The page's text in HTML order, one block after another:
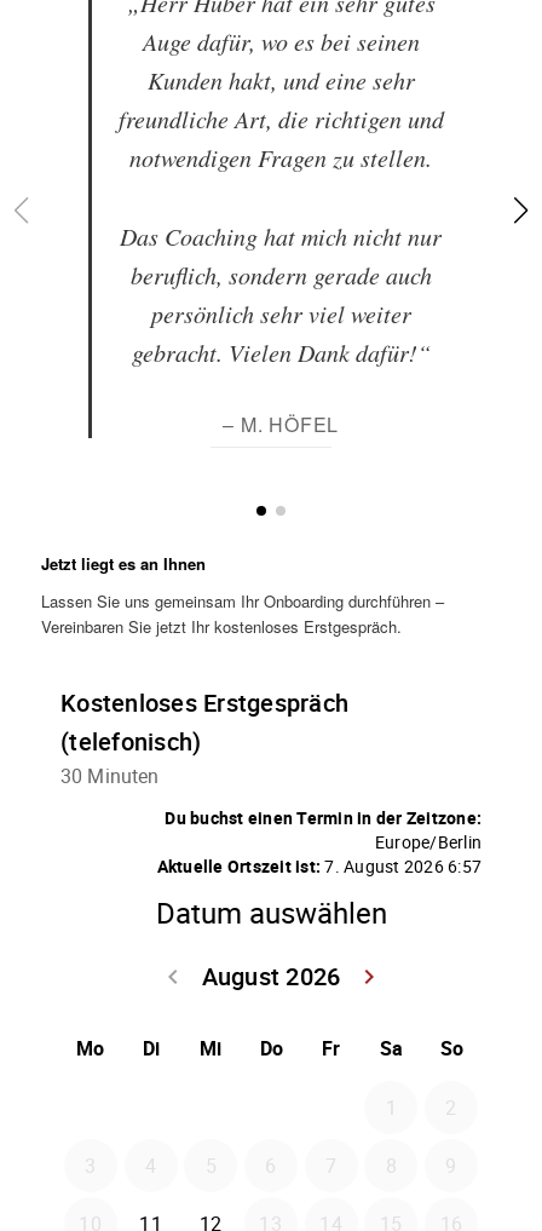
Auge dafür, wo es bei seinen
Kunden hakt, und eine sehr
freundliche Art, die richtigen und
notwendigen Fragen zu stellen.
Das Coaching hat mich nicht nur
beruflich, sondern gerade auch
persönlich sehr viel weiter
gebracht. Vielen Dank dafür!“
– M. HÖFEL
Jetzt liegt es an Ihnen
Lassen Sie uns gemeinsam Ihr Onboarding durchführen –
Vereinbaren Sie jetzt Ihr kostenloses Erstgespräch.